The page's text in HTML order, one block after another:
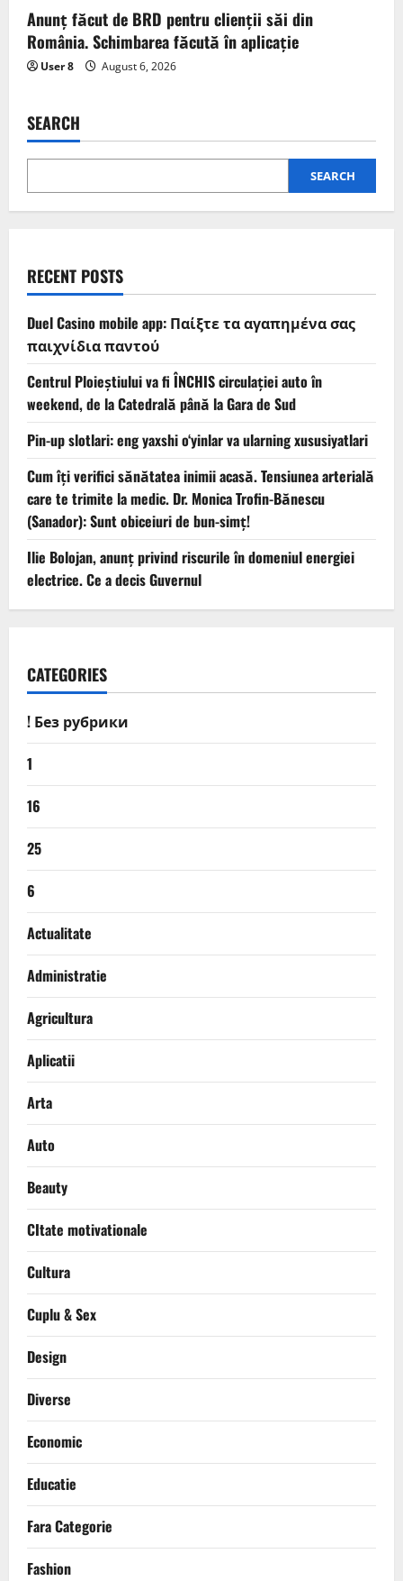
Anunț făcut de BRD pentru clienții săi din
România. Schimbarea făcută în aplicație
User 8 August 6, 2026
SEARCH
SEARCH
RECENT POSTS
Duel Casino mobile app: Παίξτε τα αγαπημένα σας
παιχνίδια παντού
Centrul Ploieștiului va fi ÎNCHIS circulației auto în
weekend, de la Catedrală până la Gara de Sud
Pin-up slotlari: eng yaxshi o‘yinlar va ularning xususiyatlari
Cum îți verifici sănătatea inimii acasă. Tensiunea arterială
care te trimite la medic. Dr. Monica Trofin-Bănescu
(Sanador): Sunt obiceiuri de bun-simț!
Ilie Bolojan, anunț privind riscurile în domeniul energiei
electrice. Ce a decis Guvernul
CATEGORIES
! Без рубрики
1
16
25
6
Actualitate
Administratie
Agricultura
Aplicatii
Arta
Auto
Beauty
CItate motivationale
Cultura
Cuplu & Sex
Design
Diverse
Economic
Educatie
Fara Categorie
Fashion